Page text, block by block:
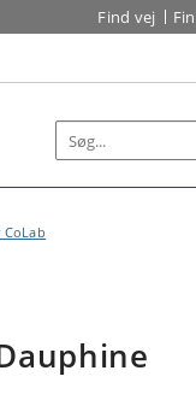
Find vej